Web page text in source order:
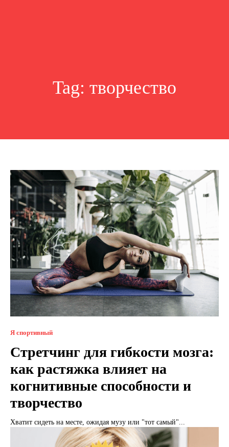
Tag: творчество
Я спортивный
Стретчинг для гибкости мозга:
как растяжка влияет на
когнитивные способности и
творчество
Хватит сидеть на месте, ожидая музу или "тот самый"...